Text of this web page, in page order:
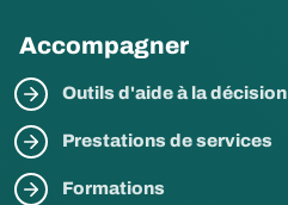
Accompagner
Outils d'aide à la décision
Prestations de services
Formations